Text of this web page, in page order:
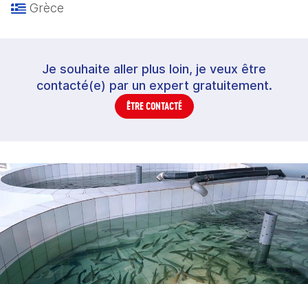
Grèce
Je souhaite aller plus loin, je veux être
contacté(e) par un expert gratuitement.
ÊTRE CONTACTÉ